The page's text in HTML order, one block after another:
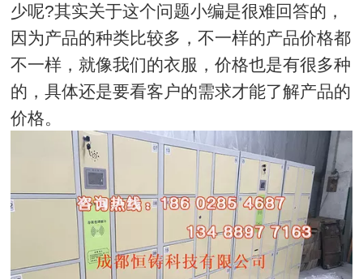
少呢?其实关于这个问题小编是很难回答的，
因为产品的种类比较多，不一样的产品价格都
不一样，就像我们的衣服，价格也是有很多种
的，具体还是要看客户的需求才能了解产品的
价格。